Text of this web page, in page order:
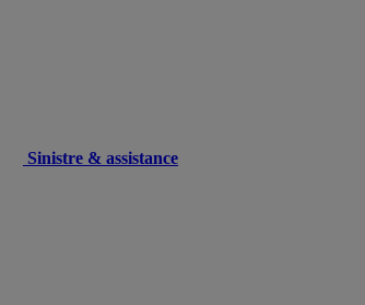
Sinistre & assistance